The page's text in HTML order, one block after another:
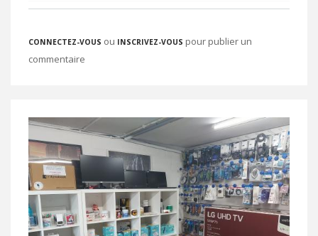
CONNECTEZ-VOUS ou INSCRIVEZ-VOUS pour publier un
commentaire